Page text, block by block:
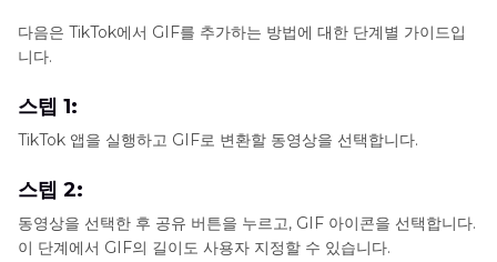
다음은 TikTok에서 GIF를 추가하는 방법에 대한 단계별 가이드입
니다.
스텝 1:
TikTok 앱을 실행하고 GIF로 변환할 동영상을 선택합니다.
스텝 2:
동영상을 선택한 후 공유 버튼을 누르고, GIF 아이콘을 선택합니다.
이 단계에서 GIF의 길이도 사용자 지정할 수 있습니다.